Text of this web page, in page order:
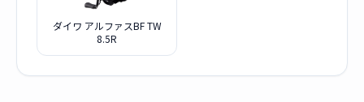
ダイワ アルファスBF TW
8.5R